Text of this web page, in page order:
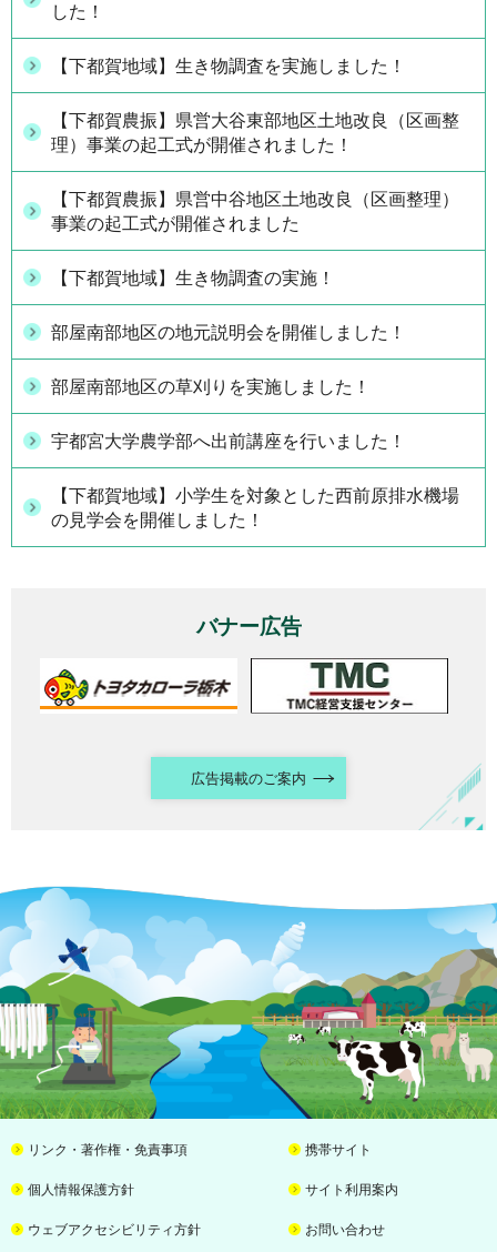
した！
【下都賀地域】生き物調査を実施しました！
【下都賀農振】県営大谷東部地区土地改良（区画整
理）事業の起工式が開催されました！
【下都賀農振】県営中谷地区土地改良（区画整理）
事業の起工式が開催されました
【下都賀地域】生き物調査の実施！
部屋南部地区の地元説明会を開催しました！
部屋南部地区の草刈りを実施しました！
宇都宮大学農学部へ出前講座を行いました！
【下都賀地域】小学生を対象とした西前原排水機場
の見学会を開催しました！
バナー広告
広告掲載のご案内
リンク・著作権・免責事項 携帯サイト
個人情報保護方針 サイト利用案内
ウェブアクセシビリティ方針 お問い合わせ